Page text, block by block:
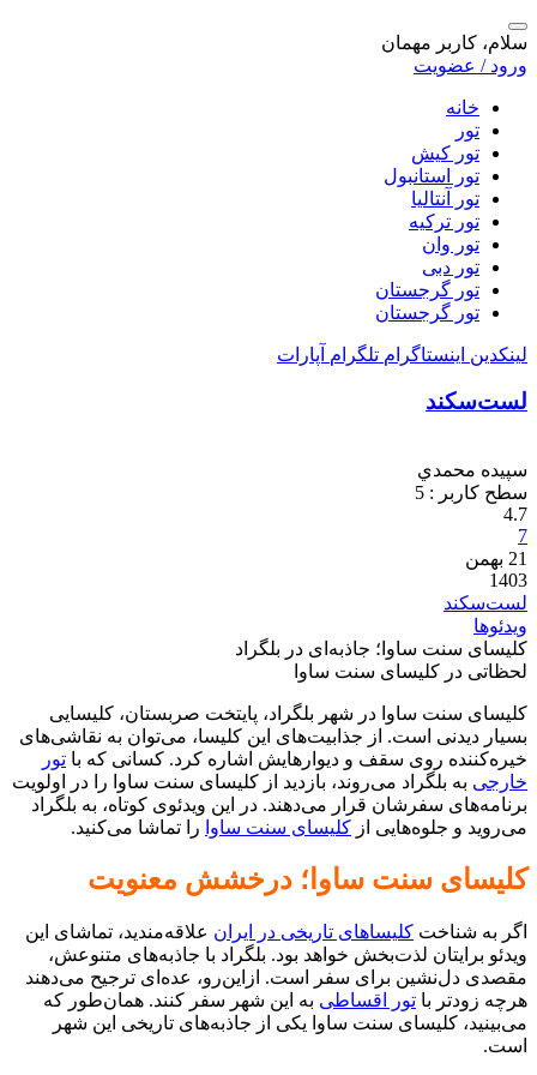
سلام، کاربر مهمان
ورود / عضویت
خانه
تور
تور کیش
تور استانبول
تور آنتالیا
تور ترکیه
تور وان
تور دبی
تور گرجستان
تور گرجستان
لینکدین اینستاگرام تلگرام آپارات
لست‌سکند
سپيده محمدي
سطح کاربر : 5
4.7
7
21 بهمن
1403
لست‌سکند
ویدئوها
کلیسای سنت ساوا؛ جاذبه‌ای در بلگراد
لحظاتی در کلیسای سنت ساوا
کلیسای سنت ساوا در شهر بلگراد، پایتخت صربستان، کلیسایی
بسیار دیدنی است. از جذابیت‌های این کلیسا، می‌توان به نقاشی‌های
خیره‌کننده روی سقف و دیوارهایش اشاره کرد. کسانی که با تور
خارجی به بلگراد می‌روند، بازدید از کلیسای سنت ساوا را در اولویت
برنامه‌های سفرشان قرار می‌دهند. در این ویدئوی کوتاه، به بلگراد
می‌روید و جلوه‌هایی از کلیسای سنت ساوا را تماشا می‌کنید.
کلیسای سنت ساوا؛ درخشش معنویت
اگر به شناخت کلیساهای تاریخی در ایران علاقه‌مندید، تماشای این
ویدئو برایتان لذت‌بخش خواهد بود. بلگراد با جاذبه‌های متنوعش،
مقصدی دل‌نشین برای سفر است. ازاین‌رو، عده‌ای ترجیح می‌دهند
هرچه زودتر با تور اقساطی به این شهر سفر کنند. همان‌طور که
می‌بینید، کلیسای سنت ساوا یکی از جاذبه‌های تاریخی این شهر
است.